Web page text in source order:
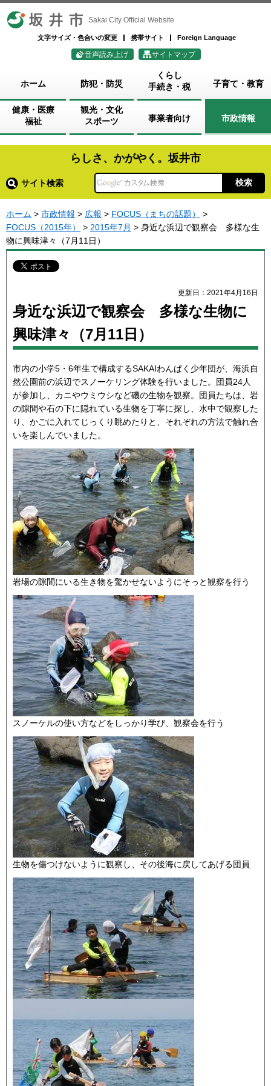
坂井市 Sakai City Official Website
文字サイズ・色合いの変更 携帯サイト Foreign Language
音声読み上げ サイトマップ
ホーム 防犯・防災
くらし
手続き・税
子育て・教育
健康・医療
福祉
観光・文化
スポーツ
事業者向け 市政情報
らしさ、かがやく。坂井市
サイト検索
ホーム > 市政情報 > 広報 > FOCUS（まちの話題）
>
FOCUS（2015年）
> 2015年7月 > 身近な浜辺で観察会 多様な生
物に興味津々（7月11日）
更新日：2021年4月16日
身近な浜辺で観察会 多様な生物に
興味津々（7月11日）
市内の小学5・6年生で構成するSAKAIわんぱく少年団が、海浜自
然公園前の浜辺でスノーケリング体験を行いました。団員24人
が参加し、カニやウミウシなど磯の生物を観察。団員たちは、岩
の隙間や石の下に隠れている生物を丁寧に探し、水中で観察した
り、かごに入れてじっくり眺めたりと、それぞれの方法で触れ合
いを楽しんでいました。
岩場の隙間にいる生き物を驚かせないようにそっと観察を行う
スノーケルの使い方などをしっかり学び、観察会を行う
生物を傷つけないように観察し、その後海に戻してあげる団員